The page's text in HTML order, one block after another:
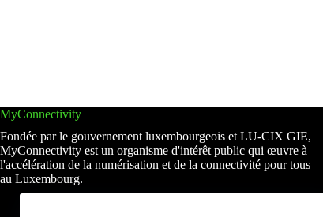
MyConnectivity
Fondée par le gouvernement luxembourgeois et LU-CIX GIE,
MyConnectivity est un organisme d'intérêt public qui œuvre à
l'accélération de la numérisation et de la connectivité pour tous
au Luxembourg.